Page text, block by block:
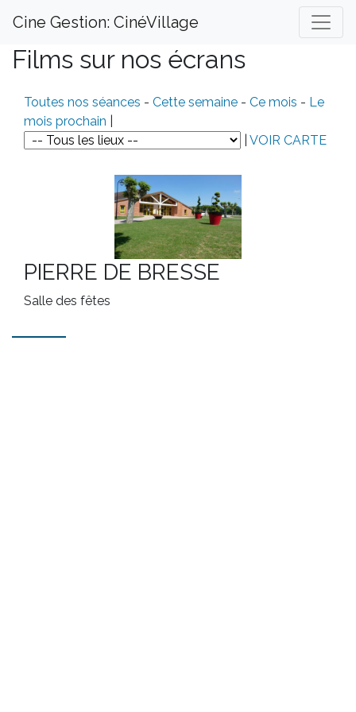
Cine Gestion: CinéVillage
Films sur nos écrans
Toutes nos séances - Cette semaine - Ce mois - Le
mois prochain
VOIR CARTE
PIERRE DE BRESSE
Salle des fêtes